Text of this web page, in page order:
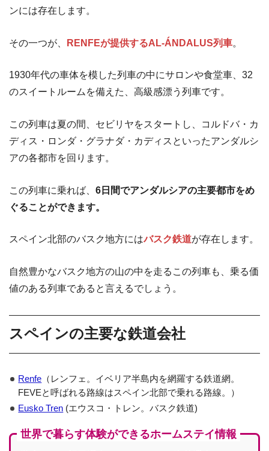
ンには存在します。
その一つが、 RENFEが提供するAL-ÁNDALUS列車。
1930年代の車体を模した列車の中にサロンや食堂車、32
のスイートルームを備えた、高級感漂う列車です。
この列車は夏の間、セビリヤをスタートし、コルドバ・カ
ディス・ロンダ・グラナダ・カディスといったアンダルシ
アの各都市を回ります。
この列車に乗れば、 6日間でアンダルシアの主要都市をめ
ぐることができます。
スペイン北部のバスク地方にはバスク鉄道が存在します。
自然豊かなバスク地方の山の中を走るこの列車も、乗る価
値のある列車であると言えるでしょう。
スペインの主要な鉄道会社
Renfe （レンフェ。イベリア半島内を網羅する鉄道網。
FEVEと呼ばれる路線はスペイン北部で乗れる路線。）
Eusko Tren (エウスコ・トレン。バスク鉄道)
世界で暮らす体験ができるホームステイ情報